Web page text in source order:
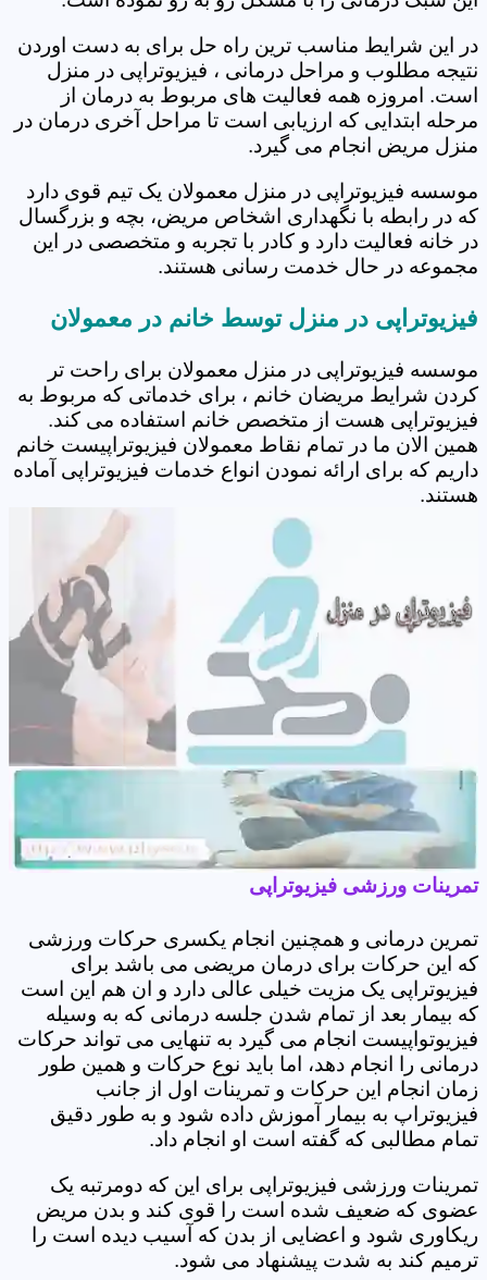
در این شرایط مناسب ترین راه حل برای به دست اوردن
نتیجه مطلوب و مراحل درمانی ، فیزیوتراپی در منزل
است. امروزه همه فعالیت های مربوط به درمان از
مرحله ابتدایی که ارزیابی است تا مراحل آخری درمان در
منزل مریض انجام می گیرد.
موسسه فیزیوتراپی در منزل معمولان یک تیم قوی دارد
که در رابطه با نگهداری اشخاص مریض، بچه و بزرگسال
در خانه فعالیت دارد و کادر با تجربه و متخصصی در این
مجموعه در حال خدمت رسانی هستند.
فیزیوتراپی در منزل توسط خانم در معمولان
موسسه فیزیوتراپی در منزل معمولان برای راحت تر
کردن شرایط مریضان خانم ، برای خدماتی که مربوط به
فیزیوتراپی هست از متخصص خانم استفاده می کند.
همین الان ما در تمام نقاط معمولان فیزیوتراپیست خانم
داریم که برای ارائه نمودن انواع خدمات فیزیوتراپی آماده
هستند.
تمرینات ورزشی فیزیوتراپی
تمرین درمانی و همچنین انجام یکسری حرکات ورزشی
که این حرکات برای درمان مریضی می باشد برای
فیزیوتراپی یک مزیت خیلی عالی دارد و ان هم این است
که بیمار بعد از تمام شدن جلسه درمانی که به وسیله
فیزیوتواپیست انجام می گیرد به تنهایی می تواند حرکات
درمانی را انجام دهد، اما باید نوع حرکات و همین طور
زمان انجام این حرکات و تمرینات اول از جانب
فیزیوتراپ به بیمار آموزش داده شود و به طور دقیق
تمام مطالبی که گفته است او انجام داد.
تمرینات ورزشی فیزیوتراپی برای این که دومرتبه یک
عضوی که ضعیف شده است را قوی کند و بدن مریض
ریکاوری شود و اعضایی از بدن که آسیب دیده است را
ترمیم کند به شدت پیشنهاد می شود.